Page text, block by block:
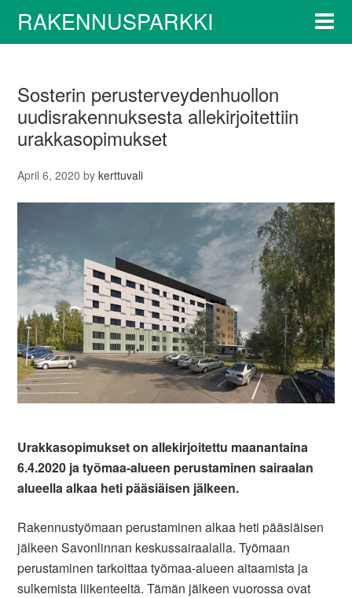
RAKENNUSPARKKI
Sosterin perusterveydenhuollon
uudisrakennuksesta allekirjoitettiin
urakkasopimukset
April 6, 2020 bykerttuvali
Urakkasopimukset on allekirjoitettu maanantaina
6.4.2020 ja työmaa-alueen perustaminen sairaalan
alueella alkaa heti pääsiäisen jälkeen.
Rakennustyömaan perustaminen alkaa heti pääsiäisen
jälkeen Savonlinnan keskussairaalalla. Työmaan
perustaminen tarkoittaa työmaa-alueen aitaamista ja
sulkemista liikenteeltä. Tämän jälkeen vuorossa ovat